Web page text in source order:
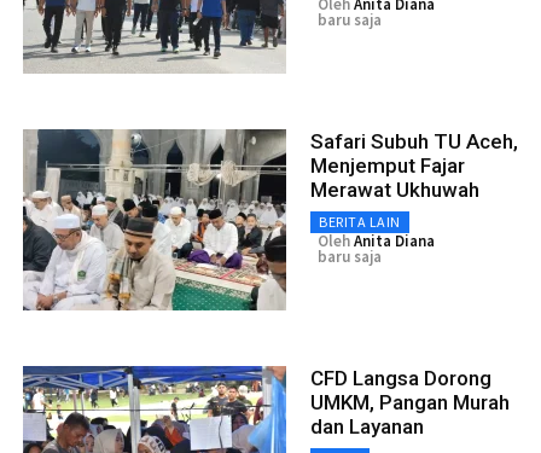
baru saja
Safari Subuh TU Aceh,
Menjemput Fajar
Merawat Ukhuwah
BERITA LAIN
OlehAnita Diana
baru saja
CFD Langsa Dorong
UMKM, Pangan Murah
dan Layanan